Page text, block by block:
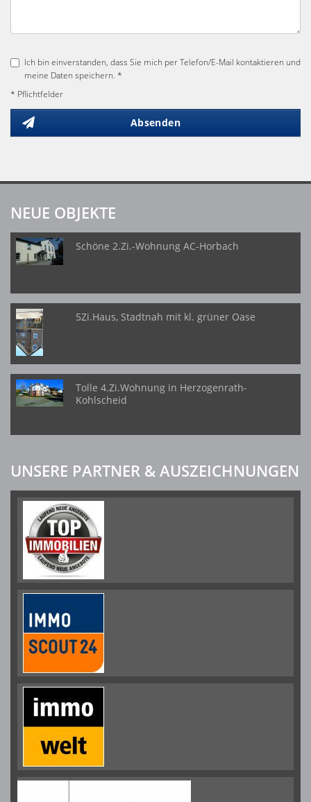
Ich bin einverstanden, dass Sie mich per Telefon/E-Mail kontaktieren und
meine Daten speichern. *
* Pflichtfelder
Absenden
NEUE OBJEKTE
Schöne 2.Zi.-Wohnung AC-Horbach
5Zi.Haus, Stadtnah mit kl. grüner Oase
Tolle 4.Zi.Wohnung in Herzogenrath-
Kohlscheid
UNSERE PARTNER & AUSZEICHNUNGEN